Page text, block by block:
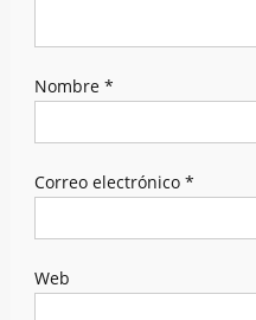
Nombre *
Correo electrónico *
Web